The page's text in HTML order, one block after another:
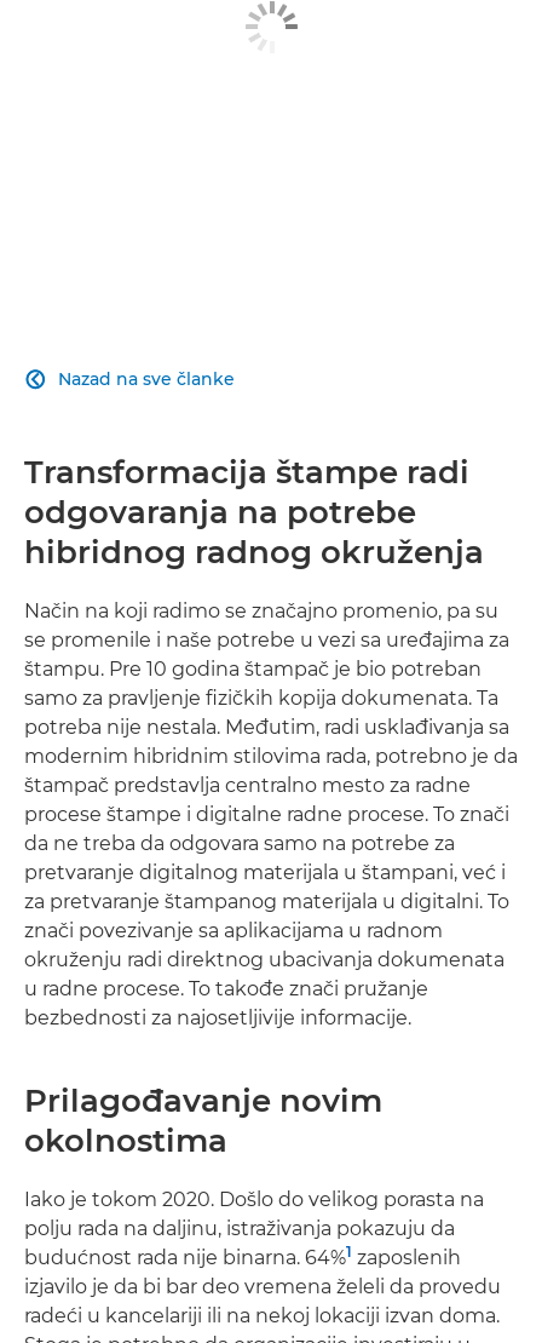
Nazad na sve članke

Transformacija štampe radi
odgovaranja na potrebe
hibridnog radnog okruženja
Način na koji radimo se značajno promenio, pa su
se promenile i naše potrebe u vezi sa uređajima za
štampu. Pre 10 godina štampač je bio potreban
samo za pravljenje fizičkih kopija dokumenata. Ta
potreba nije nestala. Međutim, radi usklađivanja sa
modernim hibridnim stilovima rada, potrebno je da
štampač predstavlja centralno mesto za radne
procese štampe i digitalne radne procese. To znači
da ne treba da odgovara samo na potrebe za
pretvaranje digitalnog materijala u štampani, već i
za pretvaranje štampanog materijala u digitalni. To
znači povezivanje sa aplikacijama u radnom
okruženju radi direktnog ubacivanja dokumenata
u radne procese. To takođe znači pružanje
bezbednosti za najosetljivije informacije.
Prilagođavanje novim
okolnostima
Iako je tokom 2020. Došlo do velikog porasta na
polju rada na daljinu, istraživanja pokazuju da
budućnost rada nije binarna. 64%1 zaposlenih
izjavilo je da bi bar deo vremena želeli da provedu
radeći u kancelariji ili na nekoj lokaciji izvan doma.